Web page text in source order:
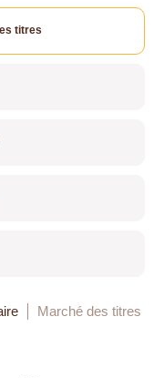
titres
Marché des titres